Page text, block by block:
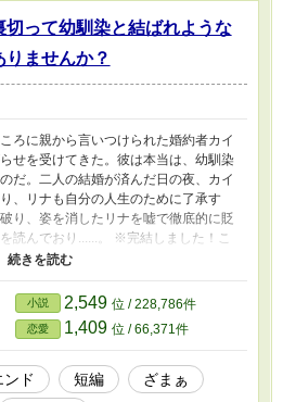
切って幼馴染と結ばれような
りませんか？
ろに親から言いつけられた婚約者カイ
せを受けてきた。彼は本当は、幼馴染
だ。二人の結婚が済んだ日の夜、カイ
、リナも自分の人生のために了承す
り、姿を消したリナを嘘で徹底的に貶
読んでおり......。 ※完結しました！こ
だけるとは思っておらず、とてもうれ
を準備していますので、そちらもどう
お詫び】 未完結にもかかわらず、４/
４０の間完結済み扱いになっていま
。
小説 2,549 位 / 228,786件
恋愛 1,409 位 / 66,371件
ド 短編
ざまぁ